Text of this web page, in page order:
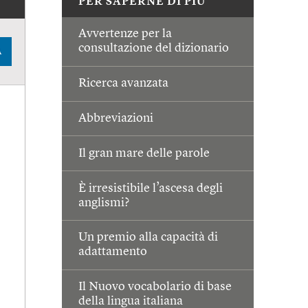
Avvertenze per la
consultazione del dizionario
Ricerca avanzata
Abbreviazioni
Il gran mare delle parole
È irresistibile l’ascesa degli
anglismi?
Un premio alla capacità di
adattamento
Il Nuovo vocabolario di base
della lingua italiana